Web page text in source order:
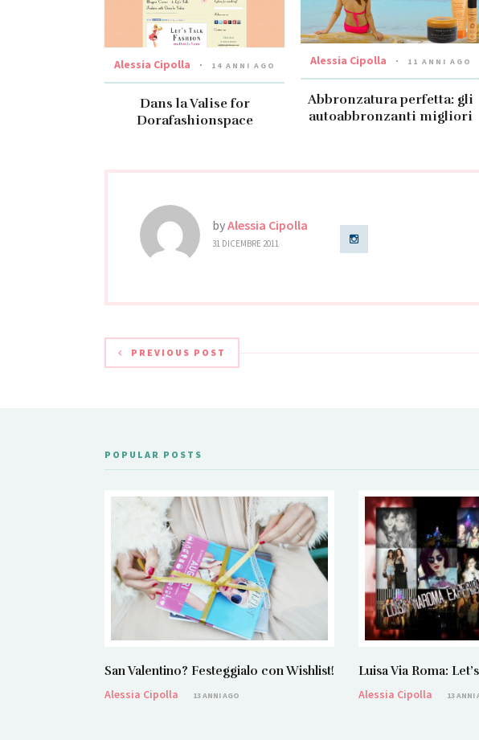
Alessia Cipolla 14 ANNI AGO
Dans la Valise for
Dorafashionspace
Alessia Cipolla 11 ANNI AGO
Abbronzatura perfetta: gli
autoabbronzanti migliori
byAlessia Cipolla
31 DICEMBRE 2011
PREVIOUS POST
POPULAR POSTS
San Valentino? Festeggialo con Wishlist!
Alessia Cipolla
13 ANNI AGO
Luisa Via Roma:
Alessia Cipolla
13 ANNI